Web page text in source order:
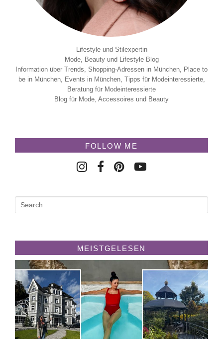
Lifestyle und Stilexpertin
Mode, Beauty und Lifestyle Blog
Information über Trends, Shopping-Adressen in München, Place to
be in München, Events in München, Tipps für Modeinteressierte,
Beratung für Modeinteressierte
Blog für Mode, Accessoires und Beauty
FOLLOW ME
MEISTGELESEN